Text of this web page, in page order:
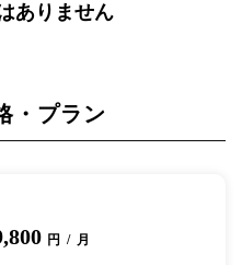
ありません
・プラン
円 / 月